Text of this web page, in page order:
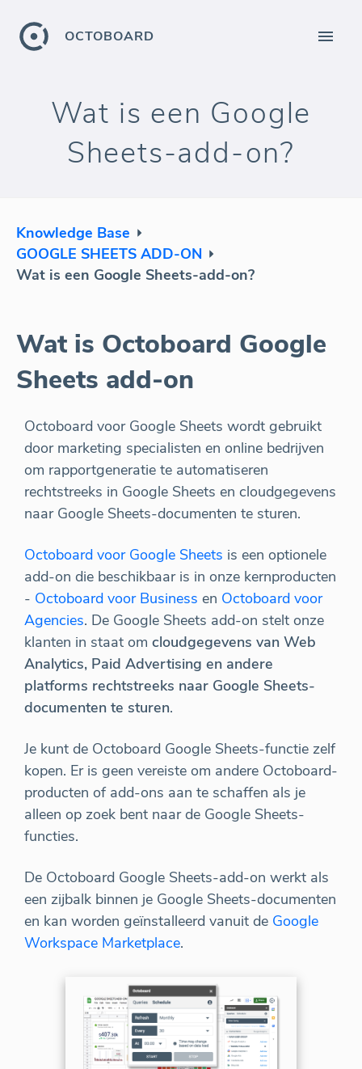
OCTOBOARD
Wat is een Google
Sheets-add-on?
Knowledge Base
GOOGLE SHEETS ADD-ON
Wat is een Google Sheets-add-on?
Wat is Octoboard Google
Sheets add-on
Octoboard voor Google Sheets wordt gebruikt
door marketing specialisten en online bedrijven
om rapportgeneratie te automatiseren
rechtstreeks in Google Sheets en cloudgegevens
naar Google Sheets-documenten te sturen.
Octoboard voor Google Sheets is een optionele
add-on die beschikbaar is in onze kernproducten
- Octoboard voor Business en Octoboard voor
Agencies. De Google Sheets add-on stelt onze
klanten in staat om cloudgegevens van Web
Analytics, Paid Advertising en andere
platforms rechtstreeks naar Google Sheets-
documenten te sturen.
Je kunt de Octoboard Google Sheets-functie zelf
kopen. Er is geen vereiste om andere Octoboard-
producten of add-ons aan te schaffen als je
alleen op zoek bent naar de Google Sheets-
functies.
De Octoboard Google Sheets-add-on werkt als
een zijbalk binnen je Google Sheets-documenten
en kan worden geïnstalleerd vanuit de Google
Workspace Marketplace.